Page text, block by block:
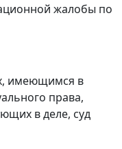
жалобы по
имеющимся в
права,
в деле, суд